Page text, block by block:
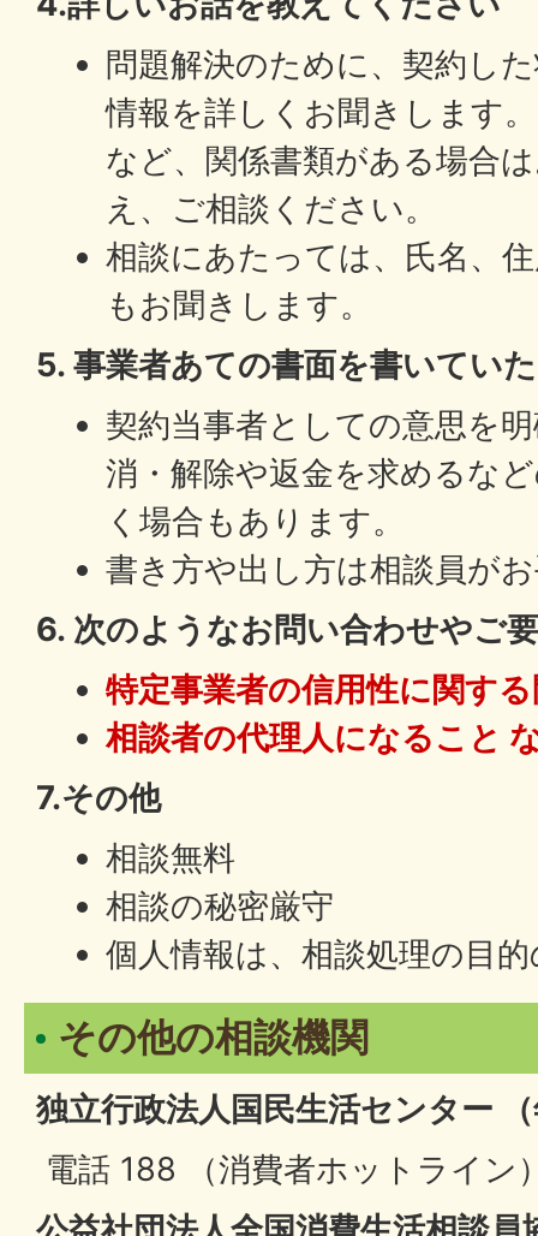
問題解決のために、契約し
情報を詳しくお聞きします
など、関係書類がある場合
え、ご相談ください。
相談にあたっては、氏名、
もお聞きします。
5. 事業者あての書面を書いてい
契約当事者としての意思を
消・解除や返金を求めるな
く場合もあります。
書き方や出し方は相談員が
6. 次のようなお問い合わせやご
特定事業者の信用性に関す
相談者の代理人になること
7.その他
相談無料
相談の秘密厳守
個人情報は、相談処理の目
その他の相談機関
独立行政法人国民生活センター
電話 188 （消費者ホットライン